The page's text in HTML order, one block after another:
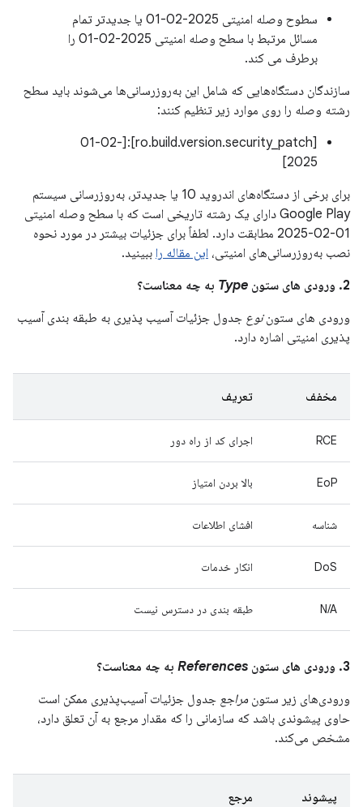
سطوح وصله امنیتی 2025-02-01 یا جدیدتر تمام
مسائل مرتبط با سطح وصله امنیتی 2025-02-01 را
برطرف می کند.
سازندگان دستگاه‌هایی که شامل این به‌روزرسانی‌ها می‌شوند باید سطح
رشته وصله را روی موارد زیر تنظیم کنند:
[ro.build.version.security_patch]:[01-02-
2025]
برای برخی از دستگاه‌های اندروید 10 یا جدیدتر، به‌روزرسانی سیستم
Google Play دارای یک رشته تاریخی است که با سطح وصله امنیتی
01-02-2025 مطابقت دارد. لطفاً برای جزئیات بیشتر در مورد نحوه
نصب به‌روزرسانی‌های امنیتی، این مقاله را ببینید.
2. ورودی های ستون
Type به چه معناست؟
ورودی های ستوننوع جدول جزئیات آسیب پذیری به طبقه بندی آسیب
پذیری امنیتی اشاره دارد.
مخفف تعریف
RCE اجرای کد از راه دور
EoP بالا بردن امتیاز
شناسه افشای اطلاعات
DoS انکار خدمات
N/A طبقه بندی در دسترس نیست
3. ورودی های ستون References به چه معناست؟
ورودی‌های زیر ستون مراجع جدول جزئیات آسیب‌پذیری ممکن است
حاوی پیشوندی باشد که سازمانی را که مقدار مرجع به آن تعلق دارد،
مشخص می‌کند.
پیشوند مرجع